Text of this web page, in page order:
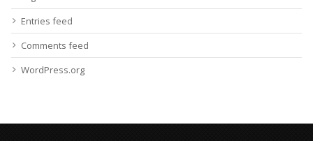
Entries feed
Comments feed
WordPress.org